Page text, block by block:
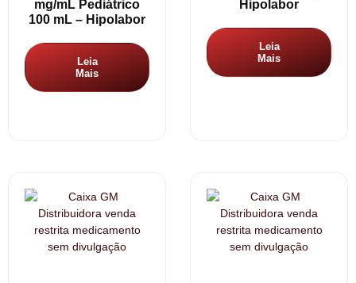
mg/mL Pediátrico
100 mL – Hipolabor
Leia
Mais
Hipolabor
Leia
Mais